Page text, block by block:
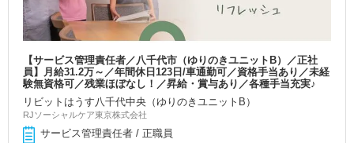
【サービス管理責任者／八千代市（ゆりのきユニットB）／正社
員】月給31.2万～／年間休日123日/車通勤可／資格手当あり／未経
験無資格可／残業ほぼなし！／昇給・賞与あり／各種手当充実♪
リビットはうす八千代中央（ゆりのきユニットB）
RJソーシャルケア東京株式会社
サービス管理責任者 / 正職員